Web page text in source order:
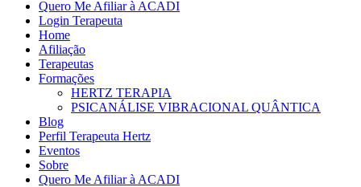
Quero Me Afiliar à ACADI
Login Terapeuta
Home
Afiliação
Terapeutas
Formações
HERTZ TERAPIA
PSICANÁLISE VIBRACIONAL QUÂNTICA
Blog
Perfil Terapeuta Hertz
Eventos
Sobre
Quero Me Afiliar à ACADI